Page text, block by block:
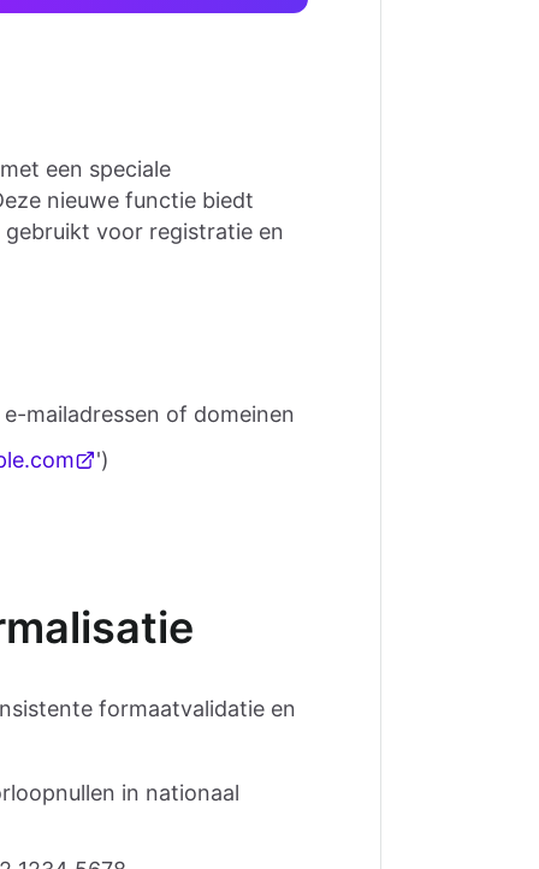
een speciale
nieuwe functie biedt
voor registratie en
mailadressen of domeinen
')
formaatvalidatie en
in nationaal